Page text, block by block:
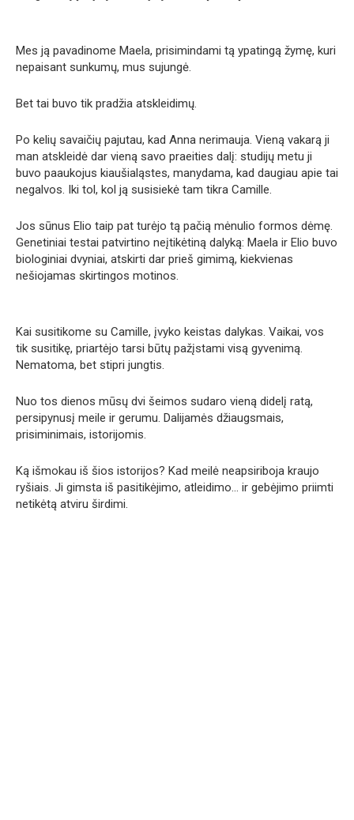
Mes ją pavadinome Maela, prisimindami tą ypatingą žymę, kuri
nepaisant sunkumų, mus sujungė.
Bet tai buvo tik pradžia atskleidimų.
Po kelių savaičių pajutau, kad Anna nerimauja. Vieną vakarą ji
man atskleidė dar vieną savo praeities dalį: studijų metu ji
buvo paaukojus kiaušialąstes, manydama, kad daugiau apie tai
negalvos. Iki tol, kol ją susisiekė tam tikra Camille.
Jos sūnus Elio taip pat turėjo tą pačią mėnulio formos dėmę.
Genetiniai testai patvirtino neįtikėtiną dalyką: Maela ir Elio buvo
biologiniai dvyniai, atskirti dar prieš gimimą, kiekvienas
nešiojamas skirtingos motinos.
Kai susitikome su Camille, įvyko keistas dalykas. Vaikai, vos
tik susitikę, priartėjo tarsi būtų pažįstami visą gyvenimą.
Nematoma, bet stipri jungtis.
Nuo tos dienos mūsų dvi šeimos sudaro vieną didelį ratą,
persipynusį meile ir gerumu. Dalijamės džiaugsmais,
prisiminimais, istorijomis.
Ką išmokau iš šios istorijos? Kad meilė neapsiriboja kraujo
ryšiais. Ji gimsta iš pasitikėjimo, atleidimo… ir gebėjimo priimti
netikėtą atviru širdimi.